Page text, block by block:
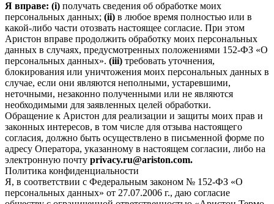
Я вправе: (i) получать сведения об обработке моих
персональных данных; (ii) в любое время полностью или в
какой-либо части отозвать настоящее согласие. При этом
Аристон вправе продолжить обработку моих персональных
данных в случаях, предусмотренных положениями 152-ФЗ «О
персональных данных». (iii) требовать уточнения,
блокирования или уничтожения моих персональных данных в
случае, если они являются неполными, устаревшими,
неточными, незаконно полученными или не являются
необходимыми для заявленных целей обработки.
Обращение к Аристон для реализации и защиты моих прав и
законных интересов, в том числе для отзыва настоящего
согласия, должно быть осуществлено в письменной форме по
адресу Оператора, указанному в настоящем согласии, либо на
электронную почту privacy.ru@ariston.com.
Политика конфиденциальности
Я, в соответствии с Федеральным законом № 152-ФЗ «О
персональных данных» от 27.07.2006 г., даю согласие